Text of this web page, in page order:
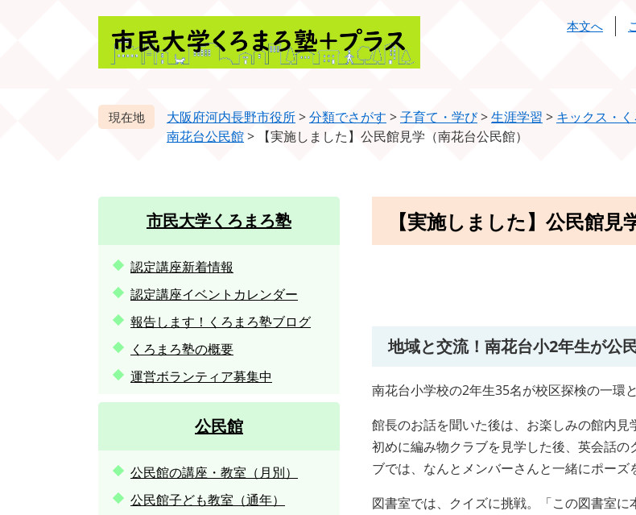
本文へ
大阪府河内長野市役所>分類でさがす >子育て・学び>生涯学習 > キックス・
南花台公民館> 【実施しました】公民館見学（南花台公民館）
【実施しました】公民館見
地域と交流！南花台小2年生が公
南花台小学校の2年生35名が校区探検の一環
館長のお話を聞いた後は、お楽しみの館内見
初めに編み物クラブを見学した後、英会話
ブでは、なんとメンバーさんと一緒にポー
図書室では、クイズに挑戦。「この図書室
市民大学くろまろ塾
認定講座新着情報
認定講座イベントカレンダー
報告します！くろまろ塾ブログ
くろまろ塾の概要
運営ボランティア募集中
公民館
公民館の講座・教室（月別）
公民館子ども教室（通年）